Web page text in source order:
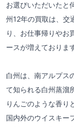
お選びいただいたと
州12年の買取は、交
り、お仕事帰りやお
ースが増えておりま
白州は、南アルプス
て知られる白州蒸溜
りんごのような香り
国内外のウイスキー